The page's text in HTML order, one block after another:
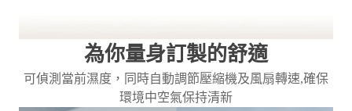
為你量身訂製的舒適
可偵測當前濕度，同時自動調節壓縮機及風扇轉速,確保
環境中空氣保持清新